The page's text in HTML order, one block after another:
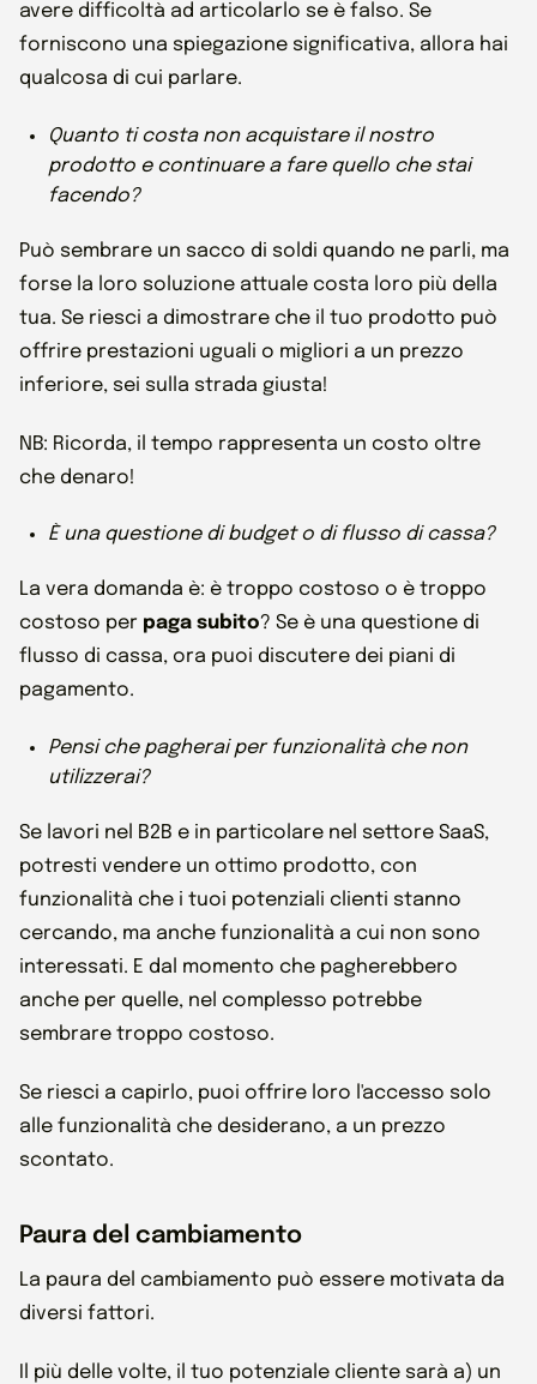
avere difficoltà ad articolarlo se è falso. Se
forniscono una spiegazione significativa, allora hai
qualcosa di cui parlare.
Quanto ti costa non acquistare il nostro
prodotto e continuare a fare quello che stai
facendo?
Può sembrare un sacco di soldi quando ne parli, ma
forse la loro soluzione attuale costa loro più della
tua. Se riesci a dimostrare che il tuo prodotto può
offrire prestazioni uguali o migliori a un prezzo
inferiore, sei sulla strada giusta!
NB: Ricorda, il tempo rappresenta un costo oltre
che denaro!
È una questione di budget o di flusso di cassa?
La vera domanda è: è troppo costoso o è troppo
costoso per paga subito? Se è una questione di
flusso di cassa, ora puoi discutere dei piani di
pagamento.
Pensi che pagherai per funzionalità che non
utilizzerai?
Se lavori nel B2B e in particolare nel settore SaaS,
potresti vendere un ottimo prodotto, con
funzionalità che i tuoi potenziali clienti stanno
cercando, ma anche funzionalità a cui non sono
interessati. E dal momento che pagherebbero
anche per quelle, nel complesso potrebbe
sembrare troppo costoso.
Se riesci a capirlo, puoi offrire loro l'accesso solo
alle funzionalità che desiderano, a un prezzo
scontato.
Paura del cambiamento
La paura del cambiamento può essere motivata da
diversi fattori.
Il più delle volte, il tuo potenziale cliente sarà a) un